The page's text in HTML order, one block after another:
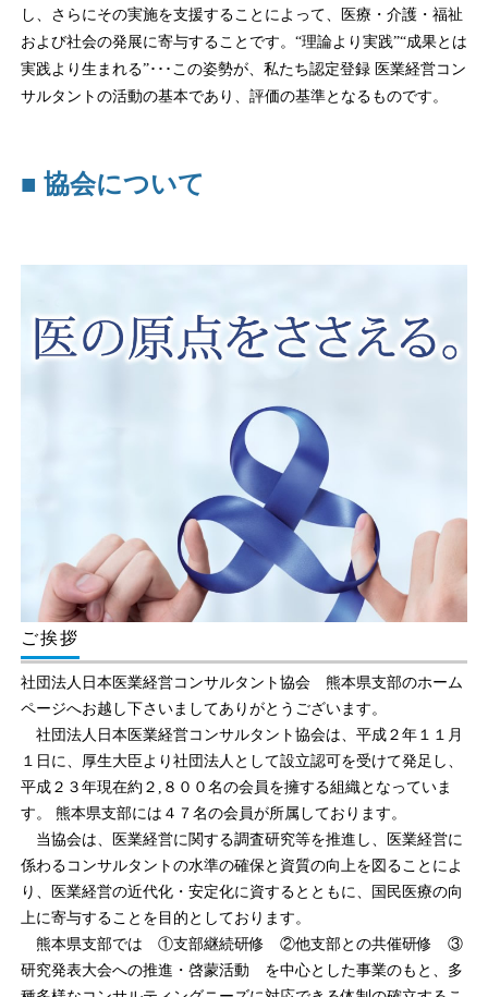
し、さらにその実施を支援することによって、医療・介護・福祉
および社会の発展に寄与することです。“理論より実践”“成果とは
実践より生まれる”･･･この姿勢が、私たち認定登録 医業経営コン
サルタントの活動の基本であり、評価の基準となるものです。
■ 協会について
ご挨拶
社団法人日本医業経営コンサルタント協会 熊本県支部のホーム
ページへお越し下さいましてありがとうございます。
社団法人日本医業経営コンサルタント協会は、平成２年１１月
１日に、厚生大臣より社団法人として設立認可を受けて発足し、
平成２３年現在約２,８００名の会員を擁する組織となっていま
す。 熊本県支部には４７名の会員が所属しております。
当協会は、医業経営に関する調査研究等を推進し、医業経営に
係わるコンサルタントの水準の確保と資質の向上を図ることによ
り、医業経営の近代化・安定化に資するとともに、国民医療の向
上に寄与することを目的としております。
熊本県支部では ①支部継続研修 ②他支部との共催研修 ③
研究発表大会への推進・啓蒙活動 を中心とした事業のもと、多